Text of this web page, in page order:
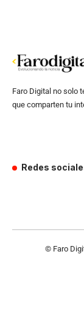
Faro Digital no solo
que comparten tu
Redes
© Faro